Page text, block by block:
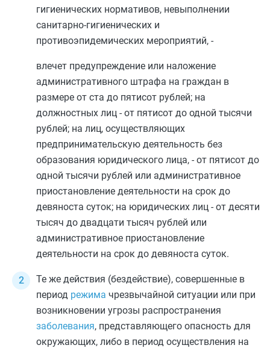
гигиенических нормативов, невыполнении
санитарно-гигиенических и
противоэпидемических мероприятий, -
влечет предупреждение или наложение
административного штрафа на граждан в
размере от ста до пятисот рублей; на
должностных лиц - от пятисот до одной тысячи
рублей; на лиц, осуществляющих
предпринимательскую деятельность без
образования юридического лица, - от пятисот до
одной тысячи рублей или административное
приостановление деятельности на срок до
девяноста суток; на юридических лиц - от десяти
тысяч до двадцати тысяч рублей или
административное приостановление
деятельности на срок до девяноста суток.
Те же действия (бездействие), совершенные в
период режима чрезвычайной ситуации или при
возникновении угрозы распространения
заболевания, представляющего опасность для
окружающих, либо в период осуществления на